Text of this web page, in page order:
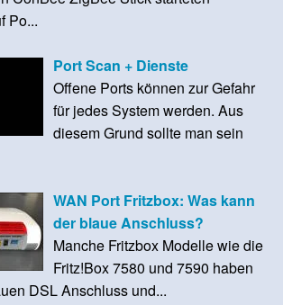
Po...
Port Scan + Dienste
Offene Ports können zur Gefahr
für jedes System werden. Aus
diesem Grund sollte man sein
WAN Port Fritzbox: Was kann
der blaue Anschluss?
Manche Fritzbox Modelle wie die
Fritz!Box 7580 und 7590 haben
DSL Anschluss und...